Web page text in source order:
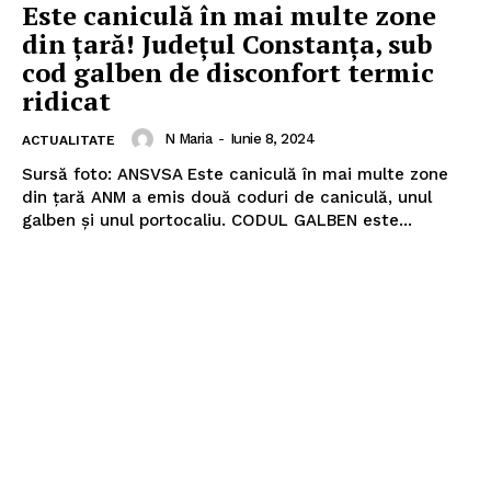
Este caniculă în mai multe zone
din ţară! Judeţul Constanţa, sub
cod galben de disconfort termic
ridicat
ACTUALITATE N Maria - Iunie 8, 2024
Sursă foto: ANSVSA Este caniculă în mai multe zone
din ţară ANM a emis două coduri de caniculă, unul
galben şi unul portocaliu. CODUL GALBEN este...